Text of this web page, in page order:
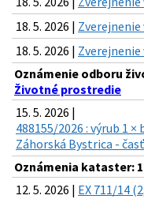
18. 5. 2026 | Zverejnenie
18. 5. 2026 | Zverejnenie
Oznámenie odboru
Životné prostredie
15. 5. 2026 |
488155/2026 : výrub 1 ×
Záhorská Bystrica -
Oznámenia kataster:
12. 5. 2026 | EX 711/14